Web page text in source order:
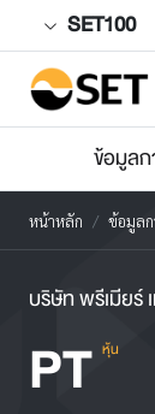
SET100
ข้อมูลก
หน้าหลัก ข้อมูล
บริษัท พรีเมียร์
PT หุ้น